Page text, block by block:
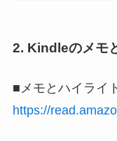
2. Kindleのメモ
■メモとハイライ
https://